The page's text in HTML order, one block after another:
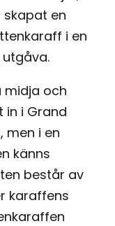
skapat en
i en
midja och
in i Grand
men i en
känns
består av
karaffens